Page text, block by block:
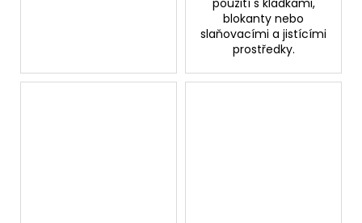
blokanty nebo
slaňovacími a jistícími
prostředky.